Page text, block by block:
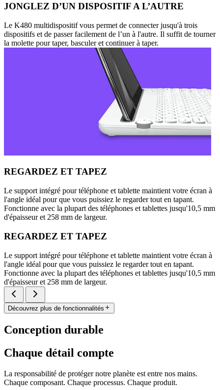
JONGLEZ D’UN DISPOSITIF A L’AUTRE
Le K480 multidispositif vous permet de connecter jusqu'à trois
dispositifs et de passer facilement de l’un à l'autre. Il suffit de tourner
la molette pour taper, basculer et continuer à taper.
REGARDEZ ET TAPEZ
Le support intégré pour téléphone et tablette maintient votre écran à
l'angle idéal pour que vous puissiez le regarder tout en tapant.
Fonctionne avec la plupart des téléphones et tablettes jusqu'10,5 mm
d'épaisseur et 258 mm de largeur.
REGARDEZ ET TAPEZ
Le support intégré pour téléphone et tablette maintient votre écran à
l'angle idéal pour que vous puissiez le regarder tout en tapant.
Fonctionne avec la plupart des téléphones et tablettes jusqu'10,5 mm
d'épaisseur et 258 mm de largeur.
Découvrez plus de fonctionnalités
Conception durable
Chaque détail compte
La responsabilité de protéger notre planète est entre nos mains.
Chaque composant. Chaque processus. Chaque produit.